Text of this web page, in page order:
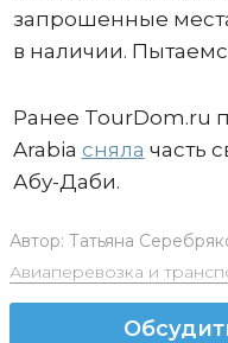
запрошенные
в наличии.
Ранее TourDom.ru
Arabia cняла часть
Абу-Даби.
Автор: Татьяна
Авиаперевозка и